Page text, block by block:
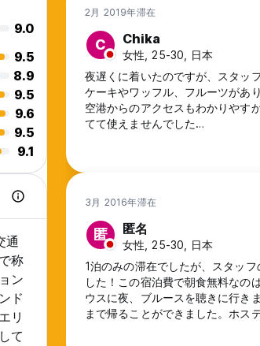
9.0
9.5
8.9
9.5
9.6
9.5
9.1
通
称
ン
ド
リ
て
2月 2019年滞在
C Chika
女性, 25-30, 日本
夜遅くに着いたのですが、スタッ
ケーキやワッフル、フルーツがあ
空港からのアクセスもわかりやす
てて使えませんでした…
3月 2016年滞在
匿 匿名
女性, 25-30, 日本
1泊のみの滞在でしたが、スタッ
した！この宿泊費で朝食無料なの
ウスに夜、ブルースを聴きに行き
まで帰ることができました。ホス
Union Stationからは歩くと遠い